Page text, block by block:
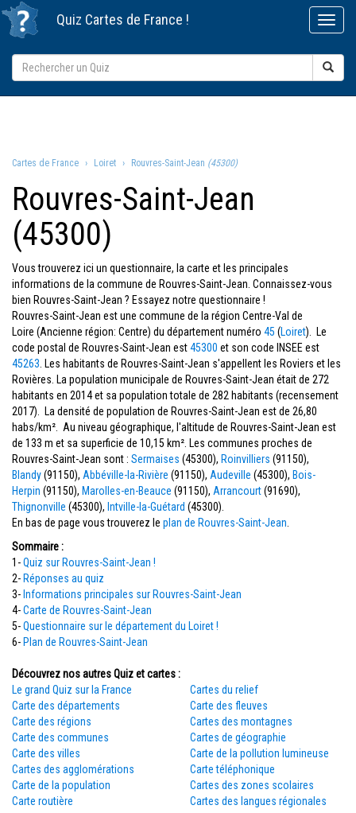
Quiz Cartes de France !
Cartes de France Loiret Rouvres-Saint-Jean (45300)
Rouvres-Saint-Jean
(45300)
Vous trouverez ici un questionnaire, la carte et les principales
informations de la commune de Rouvres-Saint-Jean. Connaissez-vous
bien Rouvres-Saint-Jean ? Essayez notre questionnaire !
Rouvres-Saint-Jean est une commune de la région Centre-Val de
Loire (Ancienne région: Centre) du département numéro 45 (Loiret). Le
code postal de Rouvres-Saint-Jean est45300 et son code INSEE est
45263 . Les habitants de Rouvres-Saint-Jean s'appellent les Roviers et les
Rovières. La population municipale de Rouvres-Saint-Jean était de 272
habitants en 2014 et sa population totale de 282 habitants (recensement
2017). La densité de population de Rouvres-Saint-Jean est de 26,80
habs/km². Au niveau géographique, l'altitude de Rouvres-Saint-Jean est
de 133 m et sa superficie de 10,15 km². Les communes proches de
Rouvres-Saint-Jean sont : Sermaises (45300), Roinvilliers (91150),
Blandy(91150), Abbéville-la-Rivière (91150), Audeville (45300), Bois-
Herpin (91150), Marolles-en-Beauce (91150), Arrancourt(91690),
Thignonville (45300), Intville-la-Guétard (45300).
En bas de page vous trouverez le plan de Rouvres-Saint-Jean
Sommaire :
1-Quiz sur Rouvres-Saint-Jean !
2- Réponses au quiz
3- Informations principales sur Rouvres-Saint-Jean
4-Carte de Rouvres-Saint-Jean
5-Questionnaire sur le département du Loiret !
6- Plan de Rouvres-Saint-Jean
Découvrez nos autres Quiz et cartes :
Le grand Quiz sur la France
Carte des départements
Carte des régions
Carte des communes
Carte des villes
Cartes des agglomérations
Carte de la population
Carte routière
Cartes du relief
Carte des fleuves
Cartes des montagnes
Cartes de géographie
Carte de la pollution lumineuse
Carte téléphonique
Cartes des zones scolaires
Cartes des langues régionales